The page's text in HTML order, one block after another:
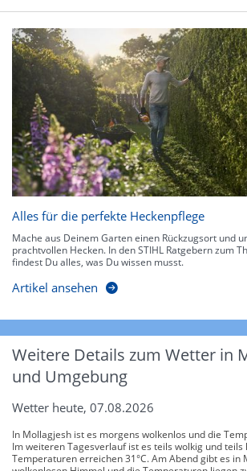
Alles für die perfekte Heckenpflege
Mache aus Deinem Garten einen Rückzugsort und
prachtvollen Hecken. In den STIHL Ratgebern zum
findest Du alles, was Du wissen musst.
Artikel ansehen
Weitere Details zum Wetter in
und Umgebung
Wetter heute, 07.08.2026
In Mollagjesh ist es morgens wolkenlos und die
Im weiteren Tagesverlauf ist es teils wolkig und teils
Temperaturen erreichen 31°C. Am Abend gibt es in